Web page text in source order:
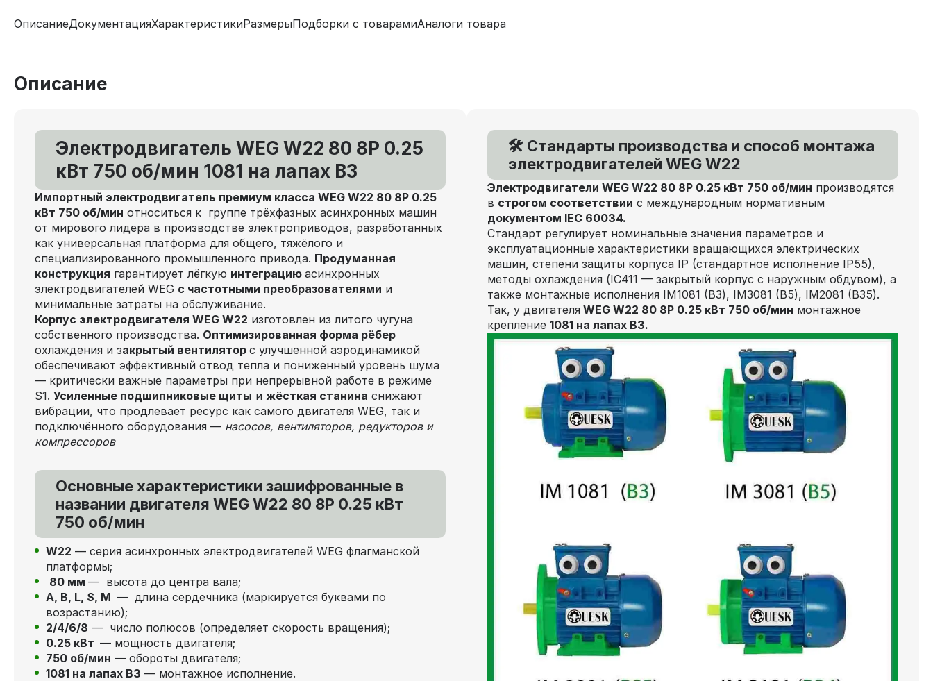
ОписаниеДокументацияХарактеристикиРазмерыПодборки с товарамиАналоги товара
Описание
Электродвигатель WEG W22 80 8P 0.25
кВт 750 об/мин 1081 на лапах В3
Импортный электродвигатель премиум класса WEG W22 80 8P 0.25
кВт 750 об/мин относиться к группе трёхфазных асинхронных машин
от мирового лидера в производстве электроприводов, разработанных
как универсальная платформа для общего, тяжёлого и
специализированного промышленного привода. Продуманная
конструкция гарантирует лёгкую интеграцию асинхронных
электродвигателей WEG с частотными преобразователями и
минимальные затраты на обслуживание.
Корпус электродвигателя WEG W22 изготовлен из литого чугуна
собственного производства. Оптимизированная форма рёбер
охлаждения и закрытый вентилятор с улучшенной аэродинамикой
обеспечивают эффективный отвод тепла и пониженный уровень шума
— критически важные параметры при непрерывной работе в режиме
S1. Усиленные подшипниковые щиты и жёсткая станина снижают
вибрации, что продлевает ресурс как самого двигателя WEG, так и
подключённого оборудования — насосов, вентиляторов, редукторов и
компрессоров
Основные характеристики зашифрованные в
названии двигателя WEG W22 80 8P 0.25 кВт
750 об/мин
W22 — серия асинхронных электродвигателей WEG флагманской
платформы;
80 мм — высота до центра вала;
А, В, L, S, М — длина сердечника (маркируется буквами по
возрастанию);
2/4/6/8 — число полюсов (определяет скорость вращения);
0.25 кВт — мощность двигателя;
750 об/мин — обороты двигателя;
1081 на лапах В3 — монтажное исполнение.
🛠️ Стандарты производства и способ монтажа
электродвигателей WEG W22
Электродвигатели WEG W22 80 8P 0.25 кВт 750 об/мин производятся
в строгом соответствии с международным нормативным
документом IEC 60034.
Стандарт регулирует номинальные значения параметров и
эксплуатационные характеристики вращающихся электрических
машин, степени защиты корпуса IP (стандартное исполнение IP55),
методы охлаждения (IC411 — закрытый корпус с наружным обдувом), а
также монтажные исполнения IM1081 (В3), IM3081 (В5), IM2081 (В35).
Так, у двигателя WEG W22 80 8P 0.25 кВт 750 об/мин монтажное
крепление 1081 на лапах В3.